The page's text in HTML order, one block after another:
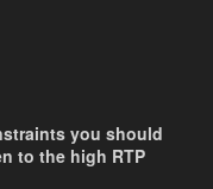
you should
to the high RTP